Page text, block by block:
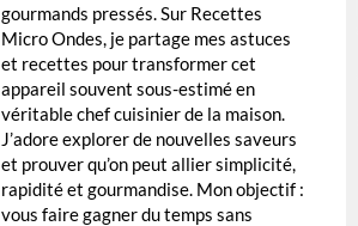
gourmands pressés. Sur Recettes
Micro Ondes, je partage mes astuces
et recettes pour transformer cet
appareil souvent sous-estimé en
véritable chef cuisinier de la maison.
J’adore explorer de nouvelles saveurs
et prouver qu’on peut allier simplicité,
rapidité et gourmandise. Mon objectif :
vous faire gagner du temps sans